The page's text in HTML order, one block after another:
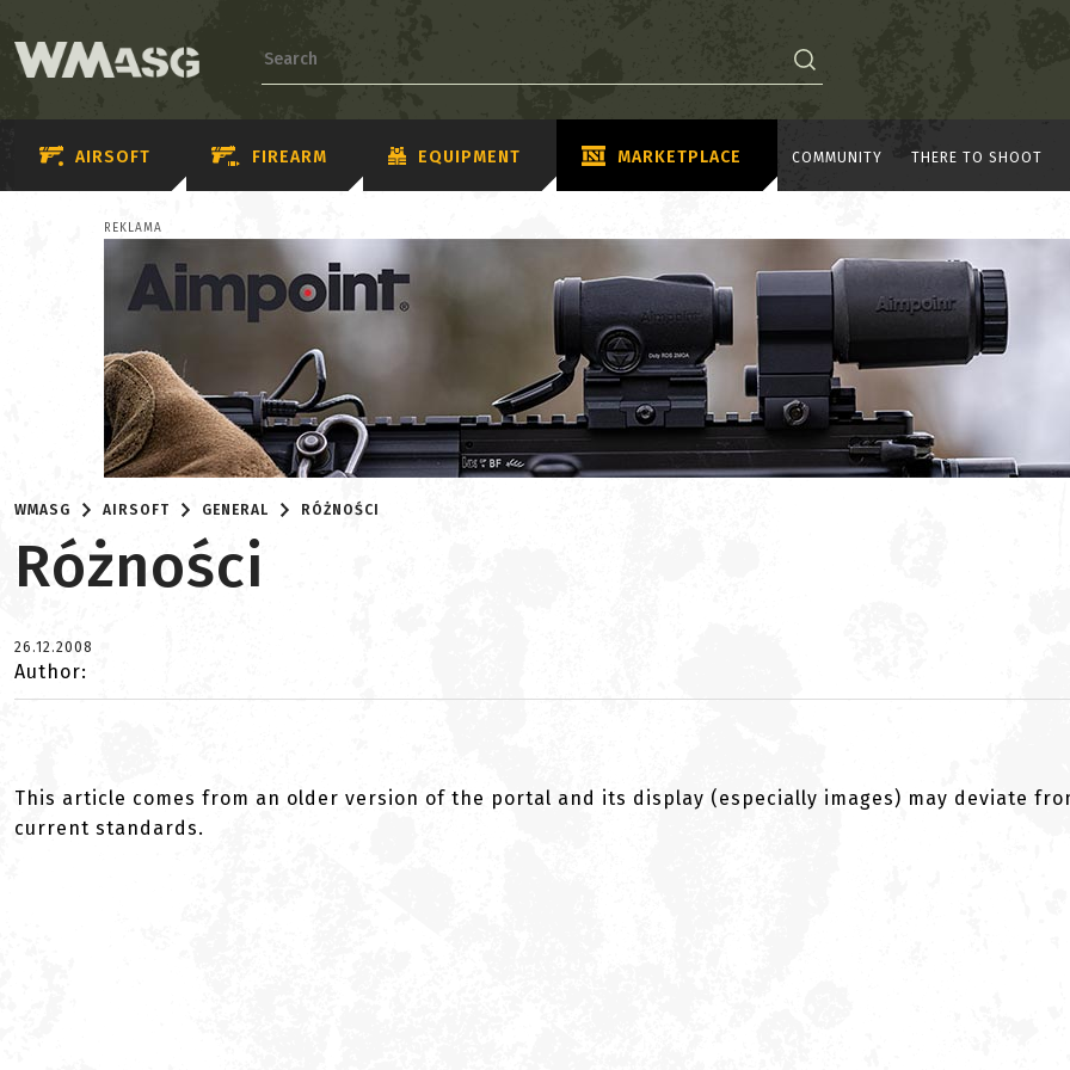
AIRSOFT FIREARM EQUIPMENT MARKETPLACE COMMUNITY THERE TO SHOOT
REKLAMA
WMASG AIRSOFT GENERAL RÓŻNOŚCI
Różności
26.12.2008
Author:
This article comes from an older version of the portal and its display (especially images) may deviate
current standards.